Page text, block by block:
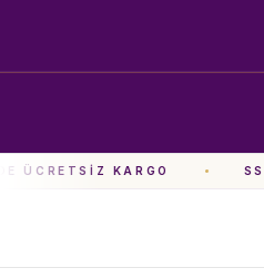
ÜCRETSIZ KARGO